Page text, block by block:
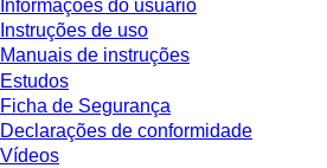
Informações do usuário
Instruções de uso
Manuais de instruções
Estudos
Ficha de Segurança
Declarações de conformidade
Vídeos